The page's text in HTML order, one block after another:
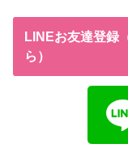
LINEお友達登録
ら）